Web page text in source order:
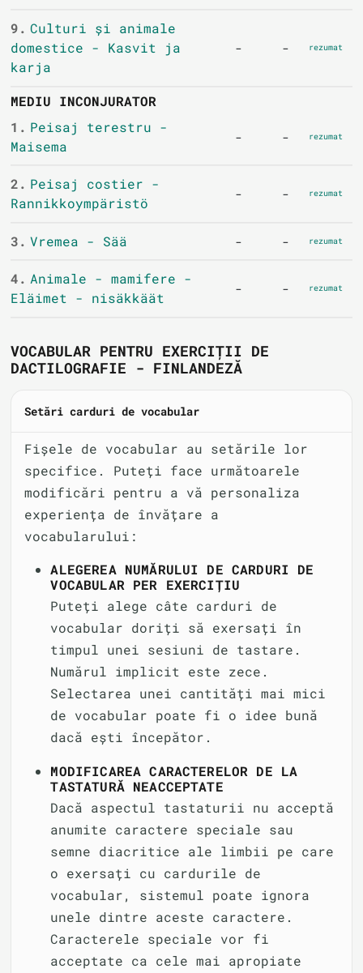
9. Culturi și animale
domestice - Kasvit ja
karja
- - rezumat
MEDIU INCONJURATOR
1. Peisaj terestru -
Maisema
- - rezumat
2. Peisaj costier -
Rannikkoympäristö
- - rezumat
3. Vremea - Sää - - rezumat
4. Animale - mamifere -
Eläimet - nisäkkäät
- - rezumat
VOCABULAR PENTRU EXERCIȚII DE
DACTILOGRAFIE - FINLANDEZĂ
Setări carduri de vocabular
Fișele de vocabular au setările lor
specifice. Puteți face următoarele
modificări pentru a vă personaliza
experiența de învățare a
vocabularului:
ALEGEREA NUMĂRULUI DE CARDURI DE
VOCABULAR PER EXERCIȚIU
Puteți alege câte carduri de
vocabular doriți să exersați în
timpul unei sesiuni de tastare.
Numărul implicit este zece.
Selectarea unei cantități mai mici
de vocabular poate fi o idee bună
dacă ești începător.
MODIFICAREA CARACTERELOR DE LA
TASTATURĂ NEACCEPTATE
Dacă aspectul tastaturii nu acceptă
anumite caractere speciale sau
semne diacritice ale limbii pe care
o exersați cu cardurile de
vocabular, sistemul poate ignora
unele dintre aceste caractere.
Caracterele speciale vor fi
acceptate ca cele mai apropiate